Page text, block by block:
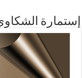
إستمارة